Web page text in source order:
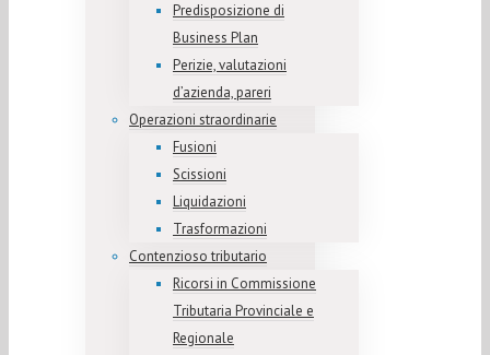
Predisposizione di
Business Plan
Perizie, valutazioni
d’azienda, pareri
Operazioni straordinarie
Fusioni
Scissioni
Liquidazioni
Trasformazioni
Contenzioso tributario
Ricorsi in Commissione
Tributaria Provinciale e
Regionale